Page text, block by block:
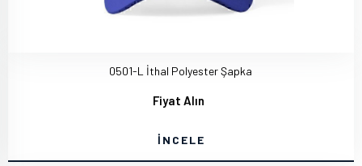
0501-L İthal Polyester Şapka
Fiyat Alın
İNCELE